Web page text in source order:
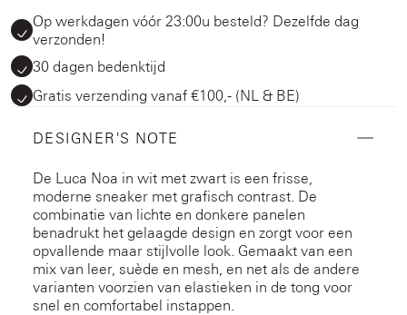
Op werkdagen vóór 23:00u besteld? Dezelfde dag
verzonden!
30 dagen bedenktijd
Gratis verzending vanaf €100,- (NL & BE)
DESIGNER'S NOTE
De Luca Noa in wit met zwart is een frisse,
moderne sneaker met grafisch contrast. De
combinatie van lichte en donkere panelen
benadrukt het gelaagde design en zorgt voor een
opvallende maar stijlvolle look. Gemaakt van een
mix van leer, suède en mesh, en net als de andere
varianten voorzien van elastieken in de tong voor
snel en comfortabel instappen.